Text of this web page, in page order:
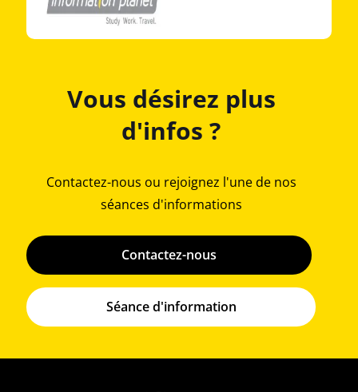
Vous désirez plus
d'infos ?
Contactez-nous ou rejoignez l'une de nos
séances d'informations
Contactez-nous
Séance d'information